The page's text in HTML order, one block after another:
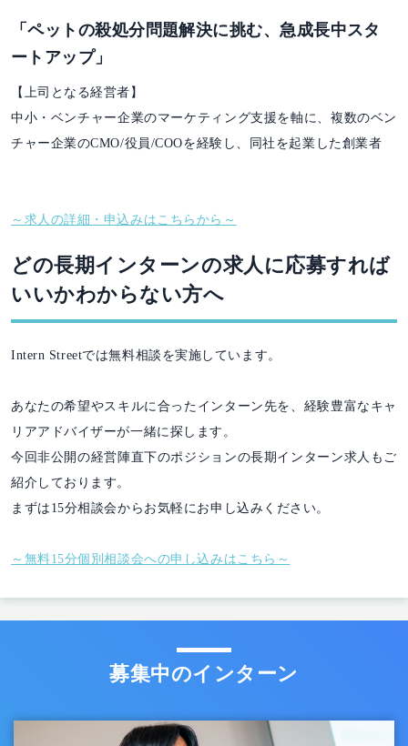
「ペットの殺処分問題解決に挑む、急成長中スタ
ートアップ」
【上司となる経営者】
中小・ベンチャー企業のマーケティング支援を軸に、複数のベン
チャー企業のCMO/役員/COOを経験し、同社を起業した創業者
～求人の詳細・申込みはこちらから～
どの長期インターンの求人に応募すれば
いいかわからない方へ
Intern Streetでは無料相談を実施しています。
あなたの希望やスキルに合ったインターン先を、経験豊富なキャ
リアアドバイザーが一緒に探します。
今回非公開の経営陣直下のポジションの長期インターン求人もご
紹介しております。
まずは15分相談会からお気軽にお申し込みください。
～無料15分個別相談会への申し込みはこちら～
募集中のインターン